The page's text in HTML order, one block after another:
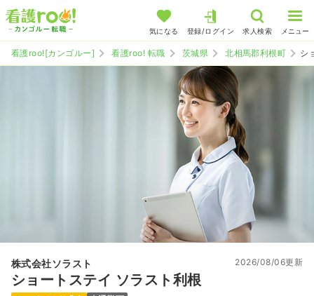
気になる 登録/ログイン 求人検索 メニュー
看護roo![カンゴルー] 看護roo! 転職 茨城県 北相馬郡利根町 シ
株式会社ソラスト
ショートステイ ソラスト利根
2026/08/06更新